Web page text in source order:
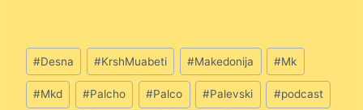
Post
Tags:
#Desna #KrshMuabeti #Makedonija #Mk
#Mkd #Palcho #Palco #Palevski #podcast